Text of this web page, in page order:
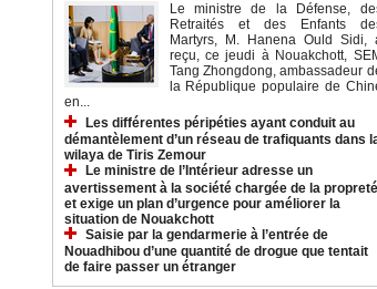
Le ministre de la Défense,
Retraités et des Enfants
Martyrs, M. Hanena Ould Sidi,
reçu, ce jeudi à Nouakchott,
Tang Zhongdong, ambassadeur
la République populaire de
en...
Les différentes péripéties ayant conduit au
démantèlement d’un réseau de trafiquants dans
wilaya de Tiris Zemour
Le ministre de l’Intérieur adresse un
avertissement à la société chargée de la propreté
et exige un plan d’urgence pour améliorer la
situation de Nouakchott
Saisie par la gendarmerie à l’entrée de
Nouadhibou d’une quantité de drogue que tentait
de faire passer un étranger